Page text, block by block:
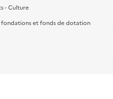
- Culture
fondations et fonds de dotation